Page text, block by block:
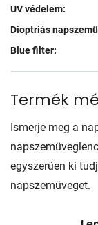
UV védelem:
Dioptriás
Blue filter:
Termék
Ismerje meg a
egyszerűen ki
napszemüveget.